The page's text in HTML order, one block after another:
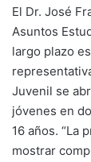
El Dr. José
Asuntos
largo plazo
Juvenil se
jóvenes en
16 años. “La
mostrar